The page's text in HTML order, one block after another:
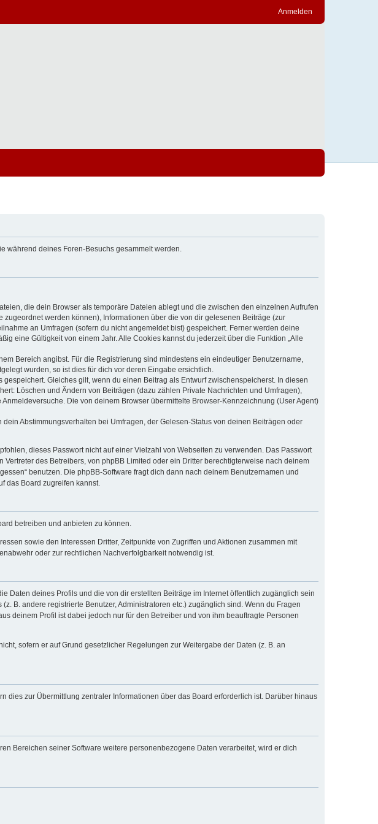
Anmelden
während deines Foren-Besuchs gesammelt werden.
die dein Browser als temporäre Dateien ablegt und die zwischen den einzelnen Aufrufen
werden können), Informationen über die von dir gelesenen Beiträge (zur
an Umfragen (sofern du nicht angemeldet bist) gespeichert. Ferner werden deine
eine Gültigkeit von einem Jahr. Alle Cookies kannst du jederzeit über die Funktion „Alle
Bereich angibst. Für die Registrierung sind mindestens ein eindeutiger Benutzername,
wurden, so ist dies für dich vor deren Eingabe ersichtlich.
Gleiches gilt, wenn du einen Beitrag als Entwurf zwischenspeicherst. In diesen
Löschen und Ändern von Beiträgen (dazu zählen Private Nachrichten und Umfragen),
Die von deinem Browser übermittelte Browser-Kennzeichnung (User Agent)
Abstimmungsverhalten bei Umfragen, der Gelesen-Status von deinen Beiträgen oder
dieses Passwort nicht auf einer Vielzahl von Webseiten zu verwenden. Das Passwort
des Betreibers, von phpBB Limited oder ein Dritter berechtigterweise nach deinem
benutzen. Die phpBB-Software fragt dich dann nach deinem Benutzernamen und
das Board zugreifen kannst.
betreiben und anbieten zu können.
sowie den Interessen Dritter, Zeitpunkte von Zugriffen und Aktionen zusammen mit
oder zur rechtlichen Nachverfolgbarkeit notwendig ist.
Daten deines Profils und die von dir erstellten Beiträge im Internet öffentlich zugänglich sein
B. andere registrierte Benutzer, Administratoren etc.) zugänglich sind. Wenn du Fragen
deinem Profil ist dabei jedoch nur für den Betreiber und von ihm beauftragte Personen
sofern er auf Grund gesetzlicher Regelungen zur Weitergabe der Daten (z. B. an
dies zur Übermittlung zentraler Informationen über das Board erforderlich ist. Darüber hinaus
Bereichen seiner Software weitere personenbezogene Daten verarbeitet, wird er dich